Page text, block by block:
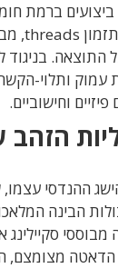
ביצועים ברמת
התוצאה. בניגוד
ותלוי-הקשר
פיזיים וחישוביים.
ההנדסי
הבינה
הדאטה